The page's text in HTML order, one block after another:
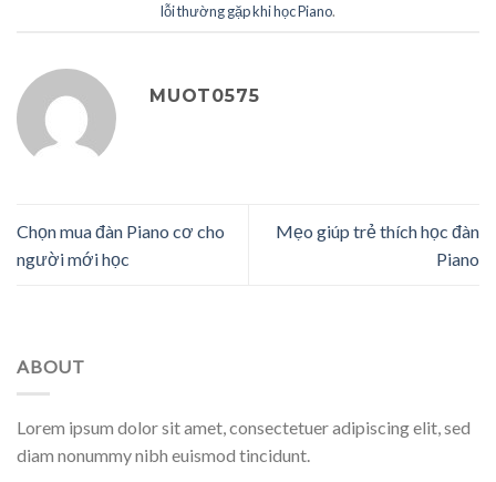
lỗi thường gặp khi học Piano.
MUOT0575
Chọn mua đàn Piano cơ cho
người mới học
Mẹo giúp trẻ thích học đàn
Piano
ABOUT
Lorem ipsum dolor sit amet, consectetuer adipiscing elit, sed
diam nonummy nibh euismod tincidunt.